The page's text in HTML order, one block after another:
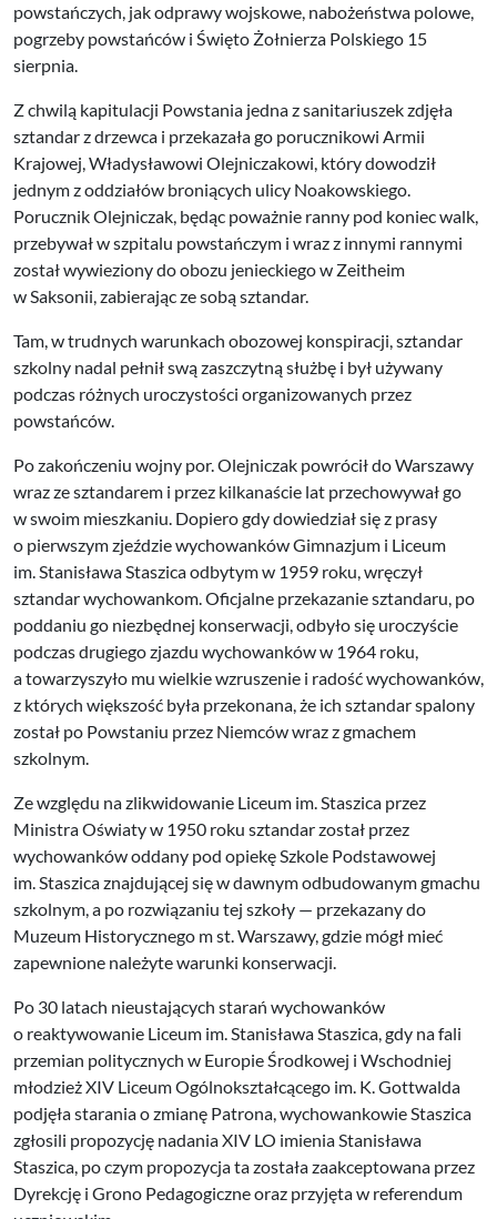
powstańczych, jak odprawy wojskowe, nabożeństwa polowe,
pogrzeby powstańców i Święto Żołnierza Polskiego 15
sierpnia.
Z chwilą kapitulacji Powstania jedna z sanitariuszek zdjęła
sztandar z drzewca i przekazała go porucznikowi Armii
Krajowej, Władysławowi Olejniczakowi, który dowodził
jednym z oddziałów broniących ulicy Noakowskiego.
Porucznik Olejniczak, będąc poważnie ranny pod koniec walk,
przebywał w szpitalu powstańczym i wraz z innymi rannymi
został wywieziony do obozu jenieckiego w Zeitheim
w Saksonii, zabierając ze sobą sztandar.
Tam, w trudnych warunkach obozowej konspiracji, sztandar
szkolny nadal pełnił swą zaszczytną służbę i był używany
podczas różnych uroczystości organizowanych przez
powstańców.
Po zakończeniu wojny por. Olejniczak powrócił do Warszawy
wraz ze sztandarem i przez kilkanaście lat przechowywał go
w swoim mieszkaniu. Dopiero gdy dowiedział się z prasy
o pierwszym zjeździe wychowanków Gimnazjum i Liceum
im. Stanisława Staszica odbytym w 1959 roku, wręczył
sztandar wychowankom. Oficjalne przekazanie sztandaru, po
poddaniu go niezbędnej konserwacji, odbyło się uroczyście
podczas drugiego zjazdu wychowanków w 1964 roku,
a towarzyszyło mu wielkie wzruszenie i radość wychowanków,
z których większość była przekonana, że ich sztandar spalony
został po Powstaniu przez Niemców wraz z gmachem
szkolnym.
Ze względu na zlikwidowanie Liceum im. Staszica przez
Ministra Oświaty w 1950 roku sztandar został przez
wychowanków oddany pod opiekę Szkole Podstawowej
im. Staszica znajdującej się w dawnym odbudowanym gmachu
szkolnym, a po rozwiązaniu tej szkoły — przekazany do
Muzeum Historycznego m st. Warszawy, gdzie mógł mieć
zapewnione należyte warunki konserwacji.
Po 30 latach nieustających starań wychowanków
o reaktywowanie Liceum im. Stanisława Staszica, gdy na fali
przemian politycznych w Europie Środkowej i Wschodniej
młodzież XIV Liceum Ogólnokształcącego im. K. Gottwalda
podjęła starania o zmianę Patrona, wychowankowie Staszica
zgłosili propozycję nadania XIV LO imienia Stanisława
Staszica, po czym propozycja ta została zaakceptowana przez
Dyrekcję i Grono Pedagogiczne oraz przyjęta w referendum